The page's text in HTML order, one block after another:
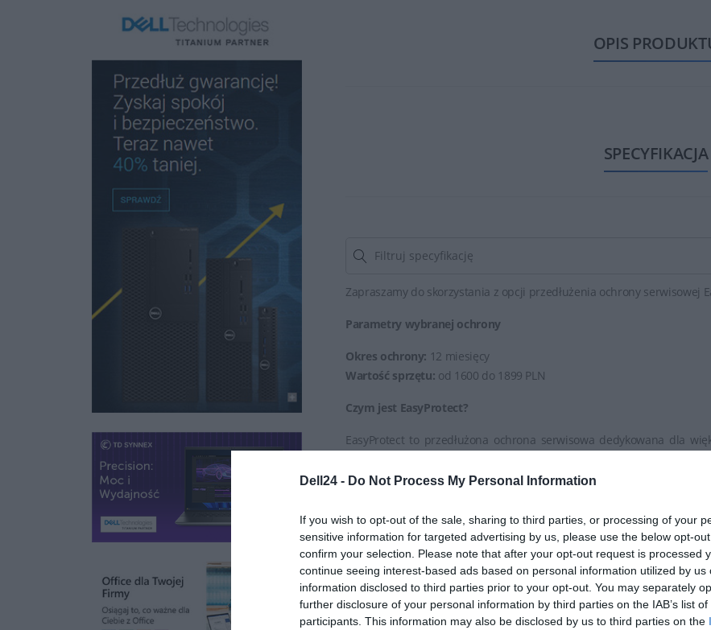
Dell24 - Do Not Process My Personal Information
If you wish to opt-out of the sale, sharing to third parties, or processing of your
sensitive information for targeted advertising by us, please use the below opt-
confirm your selection. Please note that after your opt-out request is processed
continue seeing interest-based ads based on personal information utilized by us
information disclosed to third parties prior to your opt-out. You may separately
further disclosure of your personal information by third parties on the IAB’s list
participants. This information may also be disclosed by us to third parties on the
OPIS
SPECYFIKACJA
Zapraszamy do skorzystania z opcji przedłużenia ochrony serwisowej
Parametry wybranej ochrony
Okres ochrony: 12 miesięcy
Wartość sprzętu: od 1600 do 1899 PLN
Czym jest EasyProtect?
EasyProtect to przedłużona ochrona serwisowa dedykowana dla
sprzętu ogólnego użytku domowego. Ochrona jest udzielana w
EasyProtect możesz nabyć na dodatkowe 12, 24 lub 36